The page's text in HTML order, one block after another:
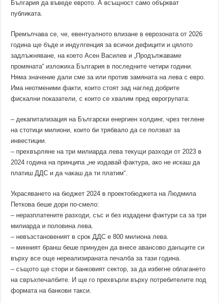
България да въведе еврото. А всъщност само объркват
публиката.
Премълчава се, че, евентуалното влизане в еврозоната от 2026
година ще бъде и индулгенция за всички дефицити и цялото
задлъжняване, на което Асен Василев и „Продължаваме
промяната“ изложиха България в последните четири години.
Няма значение дали сме за или против замяната на лева с евро.
Има неотменими факти, които стоят зад наглед добрите
фискални показатели, с които се хвалим пред еврогрупата:
– декапитализация на Български енергиен холдинг, чрез теглене
на стотици милиони, които би трябвало да се ползват за
инвестиции.
– прехвърляне на три милиарда лева текущи разходи от 2023 в
2024 година на принципа „не издавай фактура, ако не искаш да
платиш ДДС и да чакаш да ти платим“.
Украсяването на бюджет 2024 в проектобюджета на Людмила
Петкова беше дори по-смело:
– неразплатените разходи, със и без издадени фактури са за три
милиарда и половина лева.
– невъзстановеният в срок ДДС е 800 милиона лева.
– минният бранш беше принуден да внесе авансово данъците си
върху все още нереализираната печалба за тази година.
– същото ще стори и банковият сектор, за да избегне облагането
на свръхпечалбите. И ще го прехвърли върху потребителите под
формата на банкови такси.